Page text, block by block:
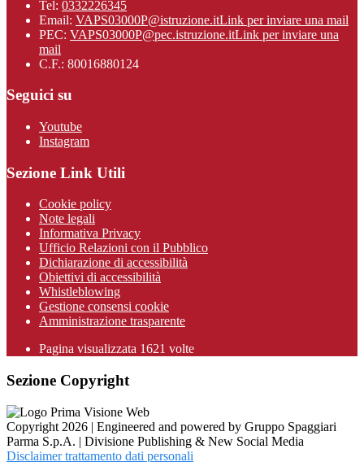
Tel: 0332226345
Email: VAPS03000P@istruzione.itLink per inviare una mail
PEC: VAPS03000P@pec.istruzione.itLink per inviare una
mail
C.F.: 80016880124
Seguici su
Youtube
Instagram
Sezione Link Utili
Cookie policy
Note legali
Informativa Privacy
Ufficio Relazioni con il Pubblico
Dichiarazione di accessibilità
Obiettivi di accessibilità
Whistleblowing
Gestione consensi cookie
Amministrazione trasparente
Pagina visualizzata 1621 volte
Sezione Copyright
Copyright 2026 | Engineered and powered by Gruppo Spaggiari
Parma S.p.A. | Divisione Publishing & New Social Media
Disclaimer trattamento dati personali